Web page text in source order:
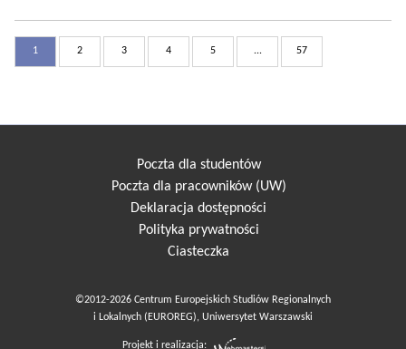
1 2 3 4 5 ... 57
Poczta dla studentów
Poczta dla pracowników (UW)
Deklaracja dostępności
Polityka prywatności
Ciasteczka
©2012-2026 Centrum Europejskich Studiów Regionalnych
i Lokalnych (EUROREG), Uniwersytet Warszawski
Projekt i realizacja: